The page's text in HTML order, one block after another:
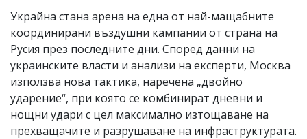
моля
сигнализирайте
Украйна стана арена на една от най-мащабните
координирани въздушни кампании от страна на
Русия през последните дни. Според данни на
украинските власти и анализи на експерти, Москва
използва нова тактика, наречена „двойно
ударение“, при която се комбинират дневни и
нощни удари с цел максимално изтощаване на
прехващачите и разрушаване на инфраструктурата.